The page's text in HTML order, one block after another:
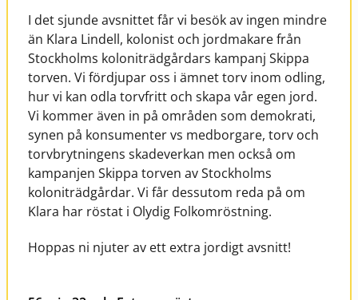
I det sjunde avsnittet får vi besök av ingen mindre
än Klara Lindell, kolonist och jordmakare från
Stockholms koloniträdgårdars kampanj Skippa
torven. Vi fördjupar oss i ämnet torv inom odling,
hur vi kan odla torvfritt och skapa vår egen jord.
Vi kommer även in på områden som demokrati,
synen på konsumenter vs medborgare, torv och
torvbrytningens skadeverkan men också om
kampanjen Skippa torven av Stockholms
koloniträdgårdar. Vi får dessutom reda på om
Klara har röstat i Olydig Folkomröstning.
Hoppas ni njuter av ett extra jordigt avsnitt!